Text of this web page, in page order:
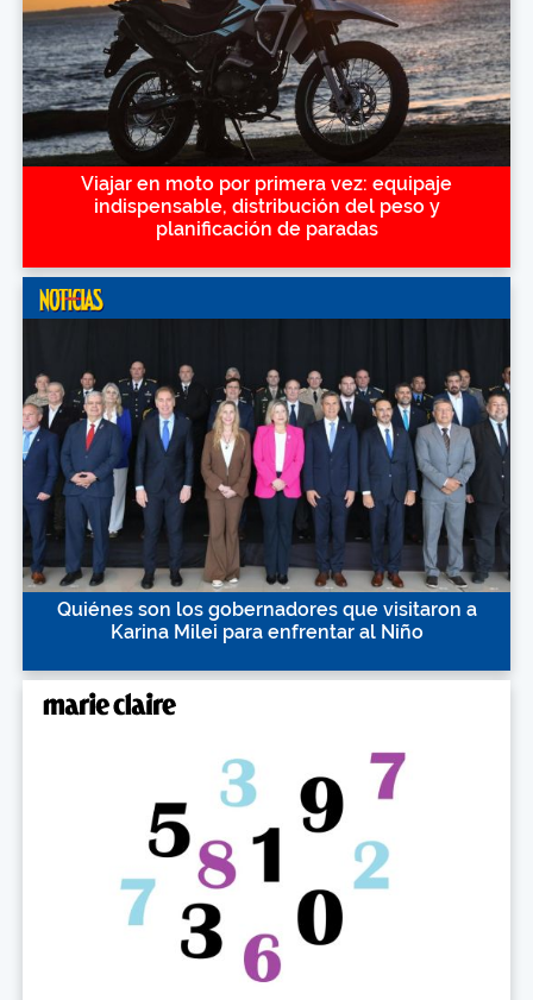
Viajar en moto por primera vez: equipaje
indispensable, distribución del peso y
planificación de paradas
Quiénes son los gobernadores que visitaron a
Karina Milei para enfrentar al Niño